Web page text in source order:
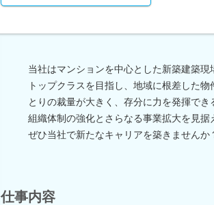
当社はマンションを中心とした新築建築
トップクラスを目指し、地域に根差した
とりの裁量が大きく、存分に力を発揮で
組織体制の強化とさらなる事業拡大を見据
ぜひ当社で新たなキャリアを築きませんか
仕事内容